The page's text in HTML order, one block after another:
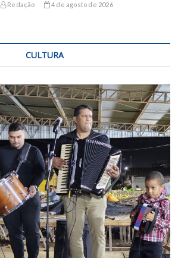
Redação 4 de agosto de 2026
CULTURA